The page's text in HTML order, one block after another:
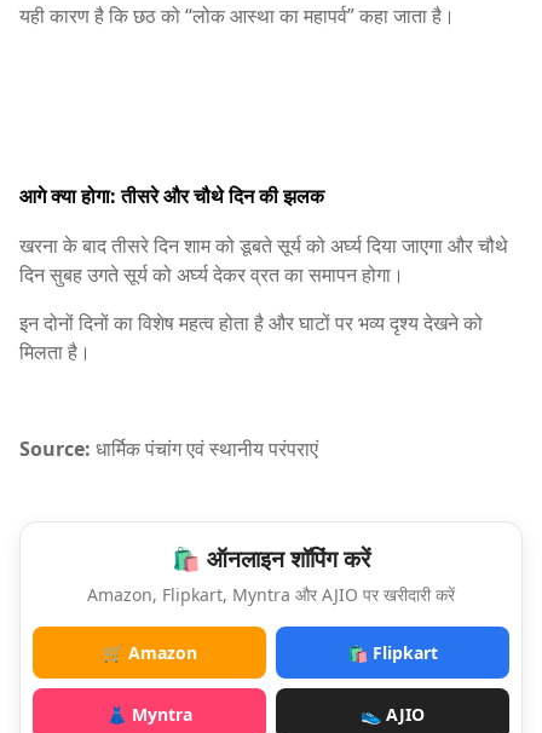
यही कारण है कि छठ को “लोक आस्था का महापर्व” कहा जाता है।
आगे क्या होगा: तीसरे और चौथे दिन की झलक
खरना के बाद तीसरे दिन शाम को डूबते सूर्य को अर्घ्य दिया जाएगा और चौथे
दिन सुबह उगते सूर्य को अर्घ्य देकर व्रत का समापन होगा।
इन दोनों दिनों का विशेष महत्व होता है और घाटों पर भव्य दृश्य देखने को
मिलता है।
Source: धार्मिक पंचांग एवं स्थानीय परंपराएं
🛍️ ऑनलाइन शॉपिंग करें
Amazon, Flipkart, Myntra और AJIO पर खरीदारी करें
🛒 Amazon 🛍️ Flipkart
👗 Myntra 👟 AJIO